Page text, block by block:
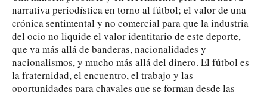
narrativa periodística en torno al fútbol; el valor de una
crónica sentimental y no comercial para que la industria
del ocio no liquide el valor identitario de este deporte,
que va más allá de banderas, nacionalidades y
nacionalismos, y mucho más allá del dinero. El fútbol es
la fraternidad, el encuentro, el trabajo y las
oportunidades para chavales que se forman desde las